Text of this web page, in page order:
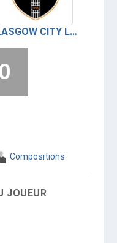
GLASGOW CITY LADIES FC
0
Compositions
JOUEUR